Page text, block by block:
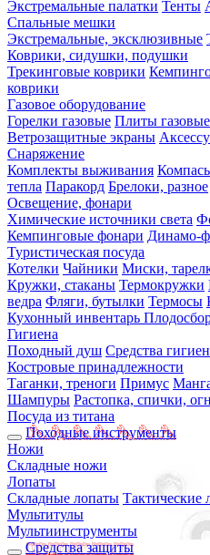
Экстремальные палатки Тенты
Спальные мешки
Экстремальные, эксклюзивные
Коврики, сидушки, подушки
Трекинговые коврики
коврики
Газовое оборудование
Горелки газовые Плиты газовые
Ветрозащитные экраны
Снаряжение
Комплекты выживания
тепла Паракорд Брелоки, разное
Освещение, фонари
Химические источники света
Кемпинговые фонари Динамо-
Туристическая посуда
Котелки Чайники Миски,
Кружки, стаканы Термокружки
ведра Фляги, бутылки Термосы
Кухонный инвентарь
Гигиена
Походный душ Средства
Костровые принадлежности
Таганки, треноги Примус
Шампуры Растопка, спички,
Посуда из титана
Походные инструменты
Ножи
Складные ножи
Лопаты
Складные лопаты Тактические
Мультитулы
Мультиинструменты
Средства защиты